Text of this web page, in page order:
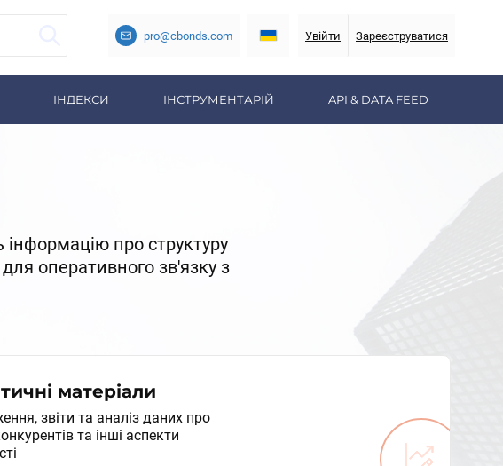
pro@cbonds.com Увійти Зареєструватися
ІНДЕКСИ ІНСТРУМЕНТАРІЙ API & DATA FEED
інформацію про структуру
для оперативного зв'язку з
матеріали
звіти та аналіз даних про
та інші аспекти